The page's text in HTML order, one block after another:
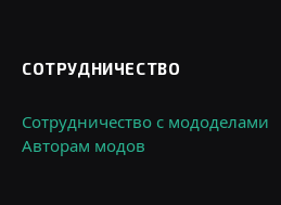
СОТРУДНИЧЕСТВО
Сотрудничество с мододелами
Авторам модов